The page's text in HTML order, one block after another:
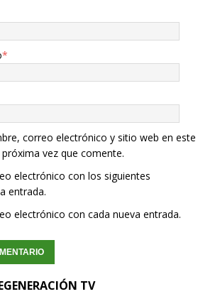
*
correo electrónico y sitio web en este
vez que comente.
electrónico con los siguientes
entrada.
electrónico con cada nueva entrada.
TV